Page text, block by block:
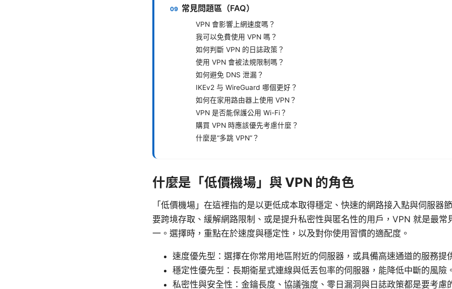
常見問題區（FAQ）
VPN 會影響上網速度嗎？
我可以免費使用 VPN 嗎？
如何判斷 VPN 的日誌政策？
使用 VPN 會被法規限制嗎？
如何避免 DNS 泄漏？
IKEv2 与 WireGuard 哪個更好？
如何在家用路由器上使用 VPN？
VPN 是否能保護公用 Wi-Fi？
購買 VPN 時應該優先考慮什麼？
什麼是“多跳 VPN”？
什麼是「低價機場」與 VPN 的角色
「低價機場」在這裡指的是以更低成本取得穩定、快速的網路接入點與伺服器
要跨境存取、緩解網路限制、或是提升私密性與匿名性的用戶，VPN 就是最常
一。選擇時，重點在於速度與穩定性，以及對你使用習慣的適配度。
速度優先型：選擇在你常用地區附近的伺服器，或具備高速通道的服務提
穩定性優先型：長期衛星式連線與低丟包率的伺服器，能降低中斷的風險。
私密性與安全性：金鑰長度、協議強度、零日漏洞與日誌政策都是要考慮